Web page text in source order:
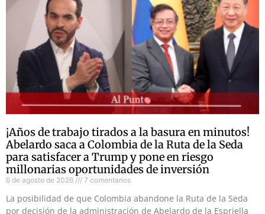
¡Años de trabajo tirados a la basura en minutos!
Abelardo saca a Colombia de la Ruta de la Seda
para satisfacer a Trump y pone en riesgo
millonarias oportunidades de inversión
6 de agosto de 2026 7 comentarios
La posibilidad de que Colombia abandone la Ruta de la Seda
por decisión de la administración de Abelardo de la Espriella